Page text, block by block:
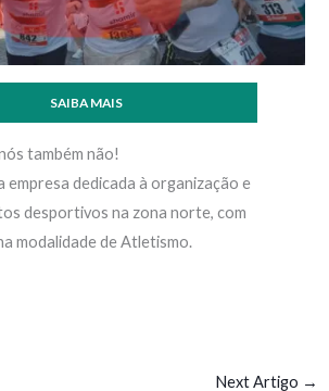
SAIBA MAIS
também não!
empresa dedicada à organização e
desportivos na zona norte, com
modalidade de Atletismo.
Next Artigo →